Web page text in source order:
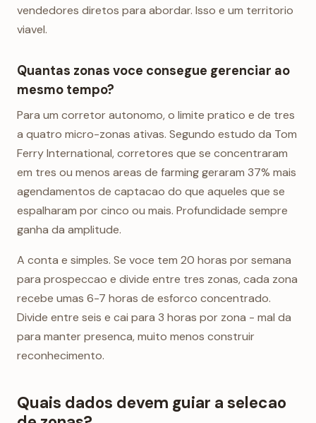
vendedores diretos para abordar. Isso e um territorio
viavel.
Quantas zonas voce consegue gerenciar ao
mesmo tempo?
Para um corretor autonomo, o limite pratico e de tres
a quatro micro-zonas ativas. Segundo estudo da Tom
Ferry International, corretores que se concentraram
em tres ou menos areas de farming geraram 37% mais
agendamentos de captacao do que aqueles que se
espalharam por cinco ou mais. Profundidade sempre
ganha da amplitude.
A conta e simples. Se voce tem 20 horas por semana
para prospeccao e divide entre tres zonas, cada zona
recebe umas 6-7 horas de esforco concentrado.
Divide entre seis e cai para 3 horas por zona - mal da
para manter presenca, muito menos construir
reconhecimento.
Quais dados devem guiar a selecao